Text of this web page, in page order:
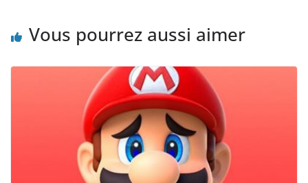
Vous pourrez aussi aimer